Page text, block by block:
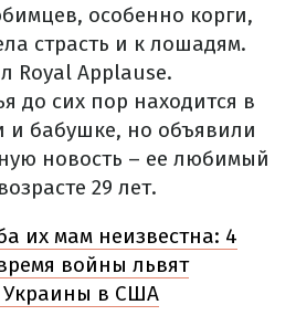
особенно корги,
страсть и к лошадям.
Royal Applause.
до сих пор находится в
и бабушке, но объявили
новость – ее любимый
29 лет.
их мам неизвестна: 4
войны львят
Украины в США